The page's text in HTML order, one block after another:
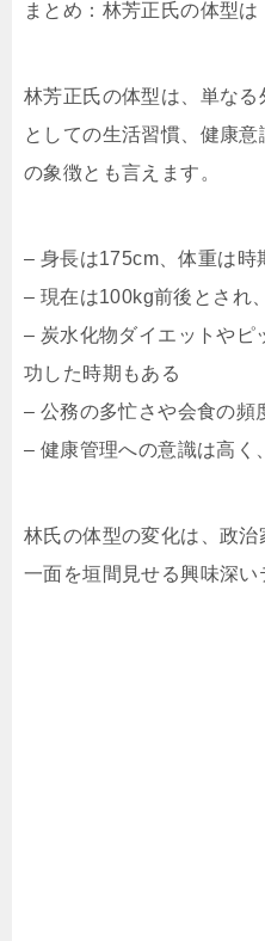
まとめ：林芳正氏の体型は
林芳正氏の体型は、単な
としての生活習慣、健康
の象徴とも言えます。
– 身長は175cm、体重は
– 現在は100kg前後とされ
– 炭水化物ダイエットやピ
功した時期もある
– 公務の多忙さや会食の頻
– 健康管理への意識は高く
林氏の体型の変化は、政
一面を垣間見せる興味深い